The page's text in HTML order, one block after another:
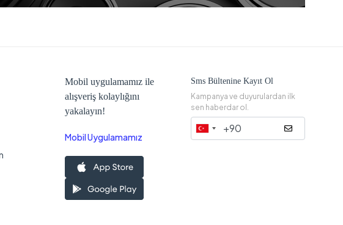
Mobil uygulamamız ile
alışveriş kolaylığını
yakalayın!
Mobil Uygulamamız
Sms Bültenine Kayıt Ol
Kampanya ve duyurulardan ilk
sen haberdar ol.